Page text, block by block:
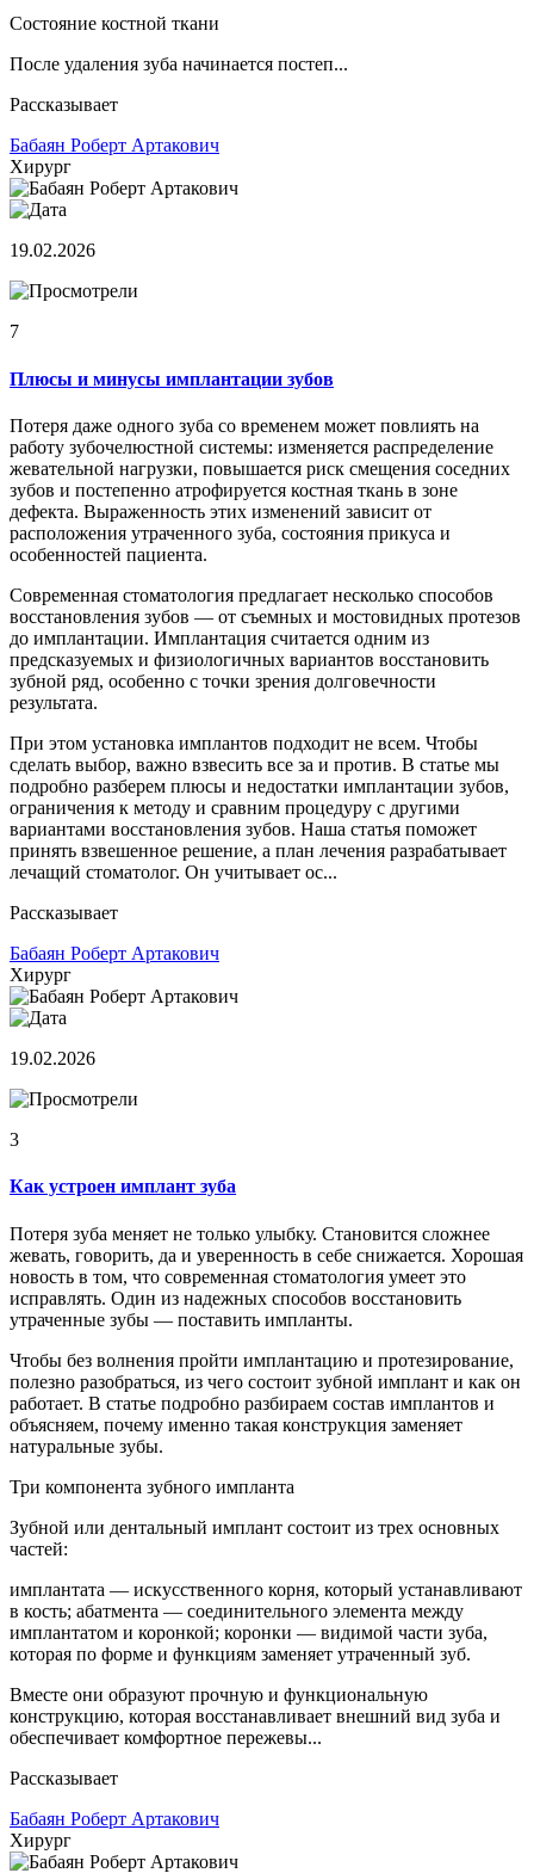
Состояние костной ткани
После удаления зуба начинается постеп...
Рассказывает
Бабаян Роберт Артакович
Хирург
19.02.2026
7
Плюсы и минусы имплантации зубов
Потеря даже одного зуба со временем может повлиять на
работу зубочелюстной системы: изменяется распределение
жевательной нагрузки, повышается риск смещения соседних
зубов и постепенно атрофируется костная ткань в зоне
дефекта. Выраженность этих изменений зависит от
расположения утраченного зуба, состояния прикуса и
особенностей пациента.
Современная стоматология предлагает несколько способов
восстановления зубов — от съемных и мостовидных протезов
до имплантации. Имплантация считается одним из
предсказуемых и физиологичных вариантов восстановить
зубной ряд, особенно с точки зрения долговечности
результата.
При этом установка имплантов подходит не всем. Чтобы
сделать выбор, важно взвесить все за и против. В статье мы
подробно разберем плюсы и недостатки имплантации зубов,
ограничения к методу и сравним процедуру с другими
вариантами восстановления зубов. Наша статья поможет
принять взвешенное решение, а план лечения разрабатывает
лечащий стоматолог. Он учитывает ос...
Рассказывает
Бабаян Роберт Артакович
Хирург
19.02.2026
3
Как устроен имплант зуба
Потеря зуба меняет не только улыбку. Становится сложнее
жевать, говорить, да и уверенность в себе снижается. Хорошая
новость в том, что современная стоматология умеет это
исправлять. Один из надежных способов восстановить
утраченные зубы — поставить импланты.
Чтобы без волнения пройти имплантацию и протезирование,
полезно разобраться, из чего состоит зубной имплант и как он
работает. В статье подробно разбираем состав имплантов и
объясняем, почему именно такая конструкция заменяет
натуральные зубы.
Три компонента зубного импланта
Зубной или дентальный имплант состоит из трех основных
частей:
имплантата — искусственного корня, который устанавливают
в кость; абатмента — соединительного элемента между
имплантатом и коронкой; коронки — видимой части зуба,
которая по форме и функциям заменяет утраченный зуб.
Вместе они образуют прочную и функциональную
конструкцию, которая восстанавливает внешний вид зуба и
обеспечивает комфортное пережевы...
Рассказывает
Бабаян Роберт Артакович
Хирург